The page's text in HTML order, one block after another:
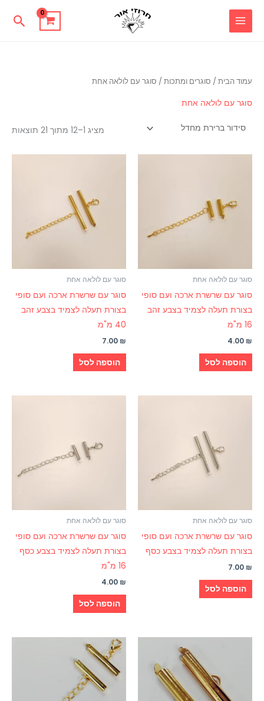
דילוג
חיפוש
עמוד הבית / סוגרים ומתכות / סוגר עם לולאה אחת
סוגר עם לולאה אחת
מציג 1–12 מתוך 21 תוצאות
סוגר עם לולאה אחת
סוגר עם שרשרת ארכה ועם סופי
בצורת תעלה לצמיד בצבע זהב
16 מ"מ
4.00 ₪
הוספה לסל
סוגר עם לולאה אחת
סוגר עם שרשרת ארכה ועם סופי
בצורת תעלה לצמיד בצבע זהב
40 מ"מ
7.00 ₪
הוספה לסל
סוגר עם לולאה אחת
סוגר עם שרשרת ארכה ועם סופי
בצורת תעלה לצמיד בצבע כסף
7.00 ₪
הוספה לסל
סוגר עם לולאה אחת
סוגר עם שרשרת ארכה ועם סופי
בצורת תעלה לצמיד בצבע כסף
16 מ"מ
4.00 ₪
הוספה לסל